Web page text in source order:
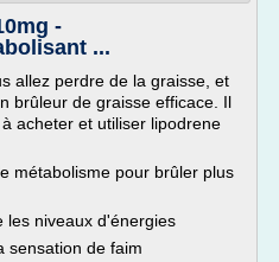
-
...
allez perdre de la graisse, et
brûleur de graisse efficace. Il
acheter et utiliser lipodrene
métabolisme pour brûler plus
les niveaux d'énergies
sensation de faim